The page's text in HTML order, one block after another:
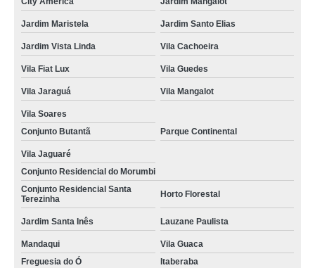
Jardim Maristela Jardim Santo Elias
Jardim Vista Linda Vila Cachoeira
Vila Fiat Lux Vila Guedes
Vila Jaraguá Vila Mangalot
Vila Soares
Conjunto Butantã
Parque Continental
Vila Jaguaré
Conjunto Residencial do Morumbi
Conjunto Residencial Santa
Terezinha
Horto Florestal
Jardim Santa Inês Lauzane Paulista
Mandaqui
Vila Guaca
Freguesia do Ó
Itaberaba